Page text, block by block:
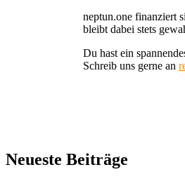
neptun.one finanziert
bleibt dabei stets
Du hast ein
Schreib uns gerne an
Neueste Beiträge